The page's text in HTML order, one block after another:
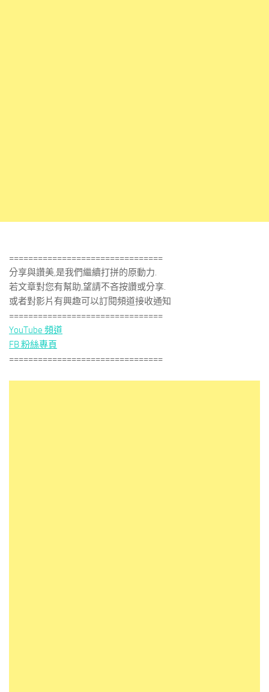
================================
分享與讚美,是我們繼續打拼的原動力.
若文章對您有幫助,望請不吝按讚或分享.
或者對影片有興趣可以訂閱頻道接收通知
================================
YouTube 頻道
FB 粉絲專頁
================================